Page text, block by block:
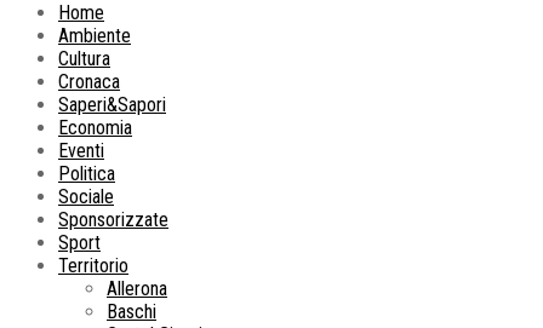
Home
Ambiente
Cultura
Cronaca
Saperi&Sapori
Economia
Eventi
Politica
Sociale
Sponsorizzate
Sport
Territorio
Allerona
Baschi